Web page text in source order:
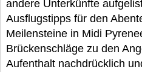
andere Unterkünfte
Ausflugstipps für den
Meilensteine in Midi
Brückenschläge zu den
Aufenthalt nachdrücklich